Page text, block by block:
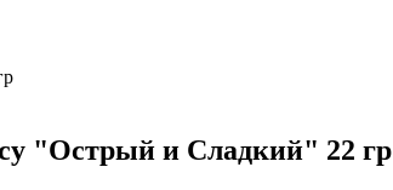
"Острый и Сладкий" 22 гр